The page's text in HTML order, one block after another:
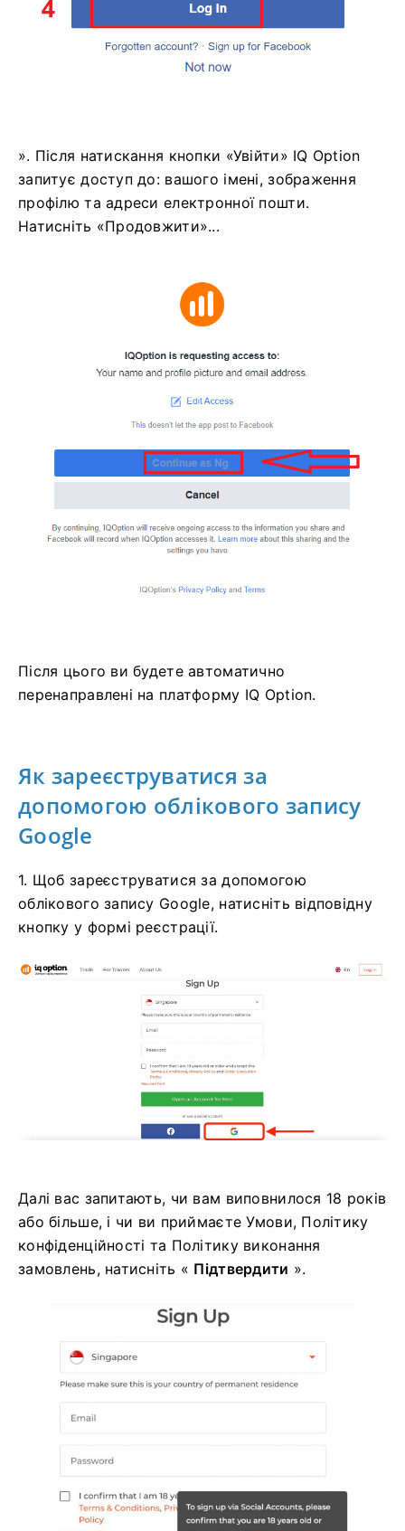
». Після натискання кнопки «Увійти» IQ Option
запитує доступ до: вашого імені, зображення
профілю та адреси електронної пошти.
Натисніть «Продовжити»...
Після цього ви будете автоматично
перенаправлені на платформу IQ Option.
Як зареєструватися за
допомогою облікового запису
Google
1. Щоб зареєструватися за допомогою
облікового запису Google, натисніть відповідну
кнопку у формі реєстрації.
Далі вас запитають, чи вам виповнилося 18 років
або більше, і чи ви приймаєте Умови, Політику
конфіденційності та Політику виконання
замовлень, натисніть « Підтвердити ».